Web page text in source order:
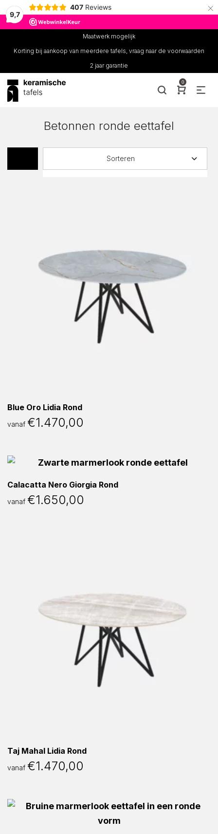
9,7
407 Reviews ×
Maatwerk mogelijk
Korting bij aankoop van meerdere tafels, vraag naar de voorwaarden
2 jaar garantie
0
Betonnen ronde eettafel
Sorteren
Blue Oro Lidia Rond
vanaf €1.470,00
Calacatta Nero Giorgia Rond
vanaf €1.650,00
Taj Mahal Lidia Rond
vanaf €1.470,00